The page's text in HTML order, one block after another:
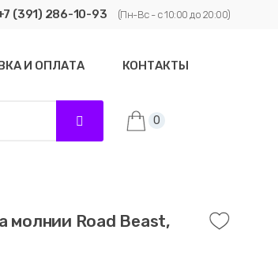
(391) 286-10-93 (Пн-Вс - с 10:00 до 20:00)
И ОПЛАТА КОНТАКТЫ
0
молнии Road Beast,